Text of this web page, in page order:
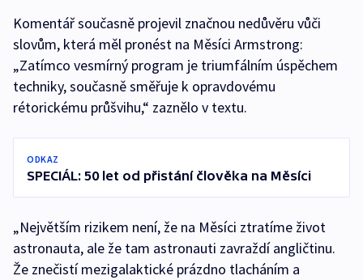
Komentář současně projevil značnou nedůvěru vůči
slovům, která měl pronést na Měsíci Armstrong:
„Zatímco vesmírný program je triumfálním úspěchem
techniky, současně směřuje k opravdovému
rétorickému průšvihu,“ zaznělo v textu.
ODKAZ
SPECIÁL: 50 let od přistání člověka na Měsíci
„Největším rizikem není, že na Měsíci ztratíme život
astronauta, ale že tam astronauti zavraždí angličtinu.
Že znečistí mezigalaktické prázdno tlacháním a